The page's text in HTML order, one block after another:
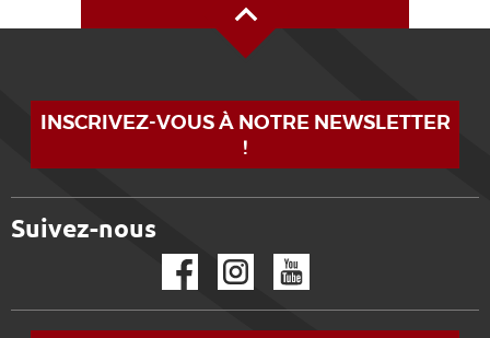
INSCRIVEZ-VOUS À NOTRE NEWSLETTER
!
Suivez-nous